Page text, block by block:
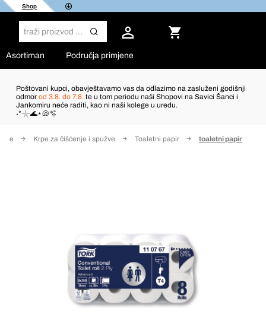
Shop
Asortiman Područja primjene
Poštovani kupci, obavještavamo vas da odlazimo na zasluženi godišnji
odmor od 3.8. do 7.8. te u tom periodu naši Shopovi na Savici Šanci i
Jankomiru neće raditi, kao ni naši kolege u uredu.
˖°𓇼🌊⋆🐚🫧
Krpe za čišćenje i spužve Toaletni papir toaletni papir